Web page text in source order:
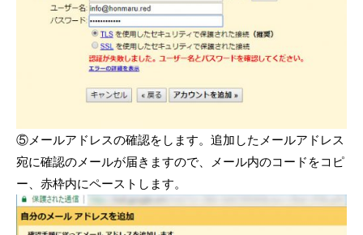
⑤メールアドレスの確認をします。追加したメールアドレス
宛に確認のメールが届きますので、メール内のコードをコピ
ー、赤枠内にペーストします。